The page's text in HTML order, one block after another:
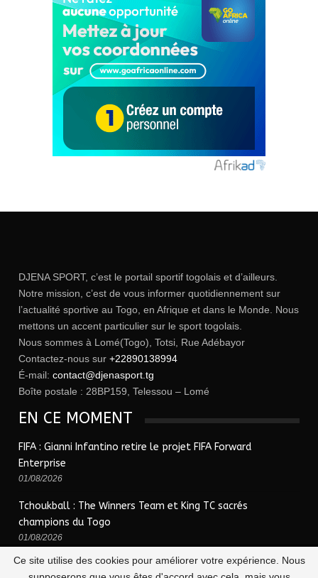
DJENA SPORT, c’est le portail sportif togolais et d’ailleurs.
Notre mission, c’est de vous informer quotidiennement sur
l’actualité sportive au Togo, en Afrique et dans le Monde. Nous
mettons un accent particulier sur le sport togolais.
Nous sommes à Lomé(Togo), Totsi, Rue Adébayor
Contactez-nous sur +22890138994
É-mail: contact@djenasport.tg
Boîte postale : 28BP159, Telessou – Lomé
EN CE MOMENT
FIFA : Gianni Infantino retire le projet FIFA Forward
Enterprise
01/08/2026
Tchoukball : The Winners Team et King TC sacrés
champions du Togo
01/08/2026
Ce site utilise des cookies pour améliorer votre expérience. Nous